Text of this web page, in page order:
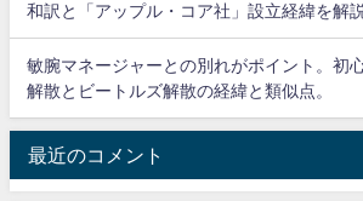
和訳と「アップル・コア社」設立経緯を解
敏腕マネージャーとの別れがポイント。初
解散とビートルズ解散の経緯と類似点。
最近のコメント